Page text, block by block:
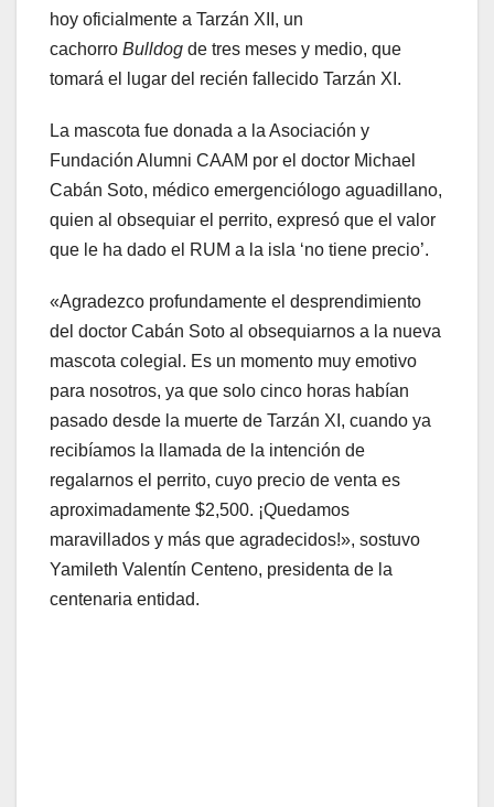
hoy oficialmente a Tarzán XII, un
cachorro Bulldog de tres meses y medio, que
tomará el lugar del recién fallecido Tarzán XI.
La mascota fue donada a la Asociación y
Fundación Alumni CAAM por el doctor Michael
Cabán Soto, médico emergenciólogo aguadillano,
quien al obsequiar el perrito, expresó que el valor
que le ha dado el RUM a la isla ‘no tiene precio’.
«Agradezco profundamente el desprendimiento
del doctor Cabán Soto al obsequiarnos a la nueva
mascota colegial. Es un momento muy emotivo
para nosotros, ya que solo cinco horas habían
pasado desde la muerte de Tarzán XI, cuando ya
recibíamos la llamada de la intención de
regalarnos el perrito, cuyo precio de venta es
aproximadamente $2,500. ¡Quedamos
maravillados y más que agradecidos!», sostuvo
Yamileth Valentín Centeno, presidenta de la
centenaria entidad.